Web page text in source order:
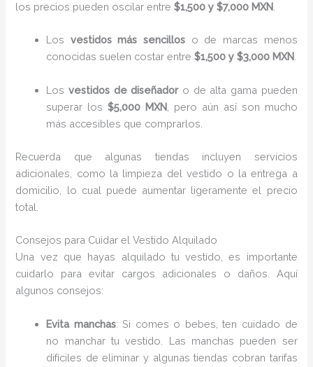
los precios pueden oscilar entre$1,500 y $7,000 MXN
Los vestidos más sencillos o de marcas menos
conocidas suelen costar entre$1,500 y $3,000 MXN
Los vestidos de diseñadoro de alta gama pueden
superar los$5,000 MXN, pero aún así son mucho
más accesibles que comprarlos.
Recuerda que algunas tiendas incluyen servicios
adicionales, como la limpieza del vestido o la entrega a
domicilio, lo cual puede aumentar ligeramente el precio
total.
Consejos para Cuidar el Vestido Alquilado
Una vez que hayas alquilado tu vestido, es importante
cuidarlo para evitar cargos adicionales o daños. Aquí
algunos consejos:
Evita manchas: Si comes o bebes, ten cuidado de
no manchar tu vestido. Las manchas pueden ser
difíciles de eliminar y algunas tiendas cobran tarifas